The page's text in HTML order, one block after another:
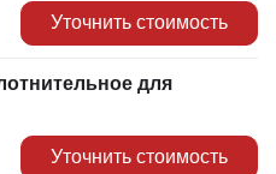
Уточнить стоимость
для
Уточнить стоимость